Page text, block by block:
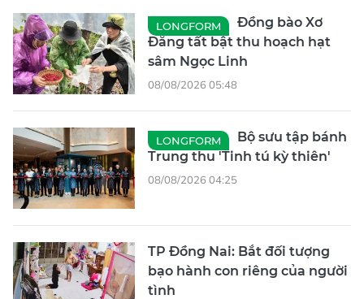
LONGFORM
Đồng bào Xơ
Đăng tất bật thu hoạch hạt
sâm Ngọc Linh
08/08/2026 05:48
LONGFORM
Bộ sưu tập bánh
Trung thu 'Tinh tú kỳ thiên'
08/08/2026 04:25
TP Đồng Nai: Bắt đối tượng
bạo hành con riêng của người
tình